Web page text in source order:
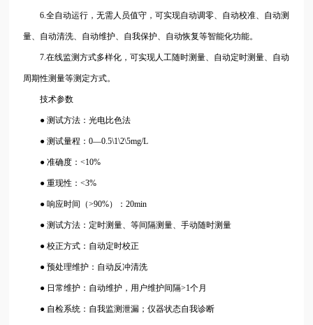
6.全自动运行，无需人员值守，可实现自动调零、自动校准、自动测
量、自动清洗、自动维护、自我保护、自动恢复等智能化功能。
7.在线监测方式多样化，可实现人工随时测量、自动定时测量、自动
周期性测量等测定方式。
技术参数
● 测试方法：光电比色法
● 测试量程：0—0.5\1\2\5mg/L
● 准确度：<10%
● 重现性：<3%
● 响应时间（>90%）：20min
● 测试方法：定时测量、等间隔测量、手动随时测量
● 校正方式：自动定时校正
● 预处理维护：自动反冲清洗
● 日常维护：自动维护，用户维护间隔>1个月
● 自检系统：自我监测泄漏；仪器状态自我诊断